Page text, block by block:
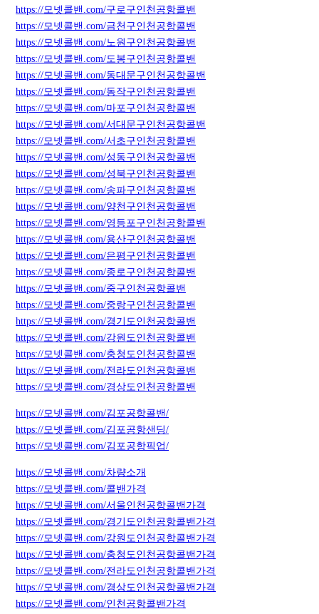
https://모넷콜밴.com/구로구인천공항콜밴
https://모넷콜밴.com/금천구인천공항콜밴
https://모넷콜밴.com/노원구인천공항콜밴
https://모넷콜밴.com/도봉구인천공항콜밴
https://모넷콜밴.com/동대문구인천공항콜밴
https://모넷콜밴.com/동작구인천공항콜밴
https://모넷콜밴.com/마포구인천공항콜밴
https://모넷콜밴.com/서대문구인천공항콜밴
https://모넷콜밴.com/서초구인천공항콜밴
https://모넷콜밴.com/성동구인천공항콜밴
https://모넷콜밴.com/성북구인천공항콜밴
https://모넷콜밴.com/송파구인천공항콜밴
https://모넷콜밴.com/양천구인천공항콜밴
https://모넷콜밴.com/영등포구인천공항콜밴
https://모넷콜밴.com/용산구인천공항콜밴
https://모넷콜밴.com/은평구인천공항콜밴
https://모넷콜밴.com/종로구인천공항콜밴
https://모넷콜밴.com/중구인천공항콜밴
https://모넷콜밴.com/중랑구인천공항콜밴
https://모넷콜밴.com/경기도인천공항콜밴
https://모넷콜밴.com/강원도인천공항콜밴
https://모넷콜밴.com/충청도인천공항콜밴
https://모넷콜밴.com/전라도인천공항콜밴
https://모넷콜밴.com/경상도인천공항콜밴
https://모넷콜밴.com/김포공항콜밴/
https://모넷콜밴.com/김포공항샌딩/
https://모넷콜밴.com/김포공항픽업/
https://모넷콜밴.com/차량소개
https://모넷콜밴.com/콜밴가격
https://모넷콜밴.com/서울인천공항콜밴가격
https://모넷콜밴.com/경기도인천공항콜밴가격
https://모넷콜밴.com/강원도인천공항콜밴가격
https://모넷콜밴.com/충청도인천공항콜밴가격
https://모넷콜밴.com/전라도인천공항콜밴가격
https://모넷콜밴.com/경상도인천공항콜밴가격
https://모넷콜밴.com/인천공항콜밴가격